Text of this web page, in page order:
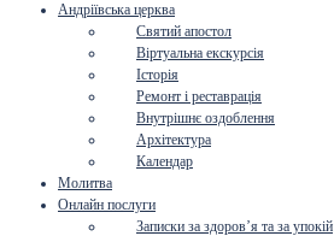
Андріївська церква
Святий апостол
Віртуальна екскурсія
Історія
Ремонт і реставрація
Внутрішнє оздоблення
Архітектура
Календар
Молитва
Онлайн послуги
Записки за здоров’я та за упокій